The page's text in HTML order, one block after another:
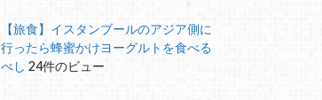
【旅食】イスタンブールのアジア側に
行ったら蜂蜜かけヨーグルトを食べる
べし 24件のビュー